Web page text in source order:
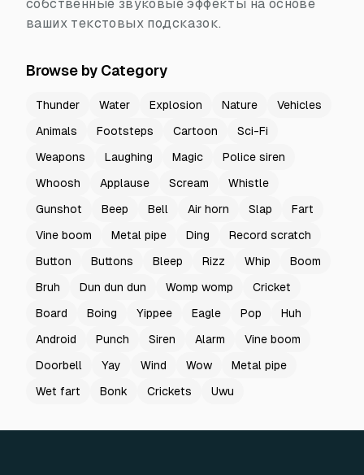
собственные звуковые эффекты на основе
ваших текстовых подсказок.
Browse by Category
Thunder Water Explosion Nature
Vehicles
Animals
Footsteps Cartoon
Sci-Fi
Weapons
Laughing Magic
Police siren
Whoosh
Applause Scream
Whistle
Gunshot
Beep Bell Air horn Slap
Fart
Vine boom
Metal pipe Ding
Record scratch
Button
Buttons Bleep Rizz Whip
Boom
Bruh
Dun dun dun Womp womp
Cricket
Board
Boing Yippee Eagle Pop
Huh
Android
Punch Siren Alarm
Vine boom
Doorbell
Yay Wind Wow
Metal pipe
Wet fart
Bonk Crickets Uwu